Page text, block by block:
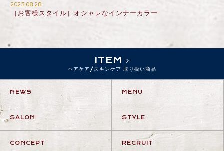
2023.08.28
［お客様スタイル］オシャレなインナーカラー
ITEM
ヘアケア/スキンケア 取り扱い商品
NEWS MENU
SALON STYLE
CONCEPT RECRUIT